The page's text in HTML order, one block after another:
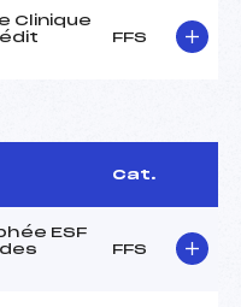
Clinique
FFS
Cat.
ESF
FFS